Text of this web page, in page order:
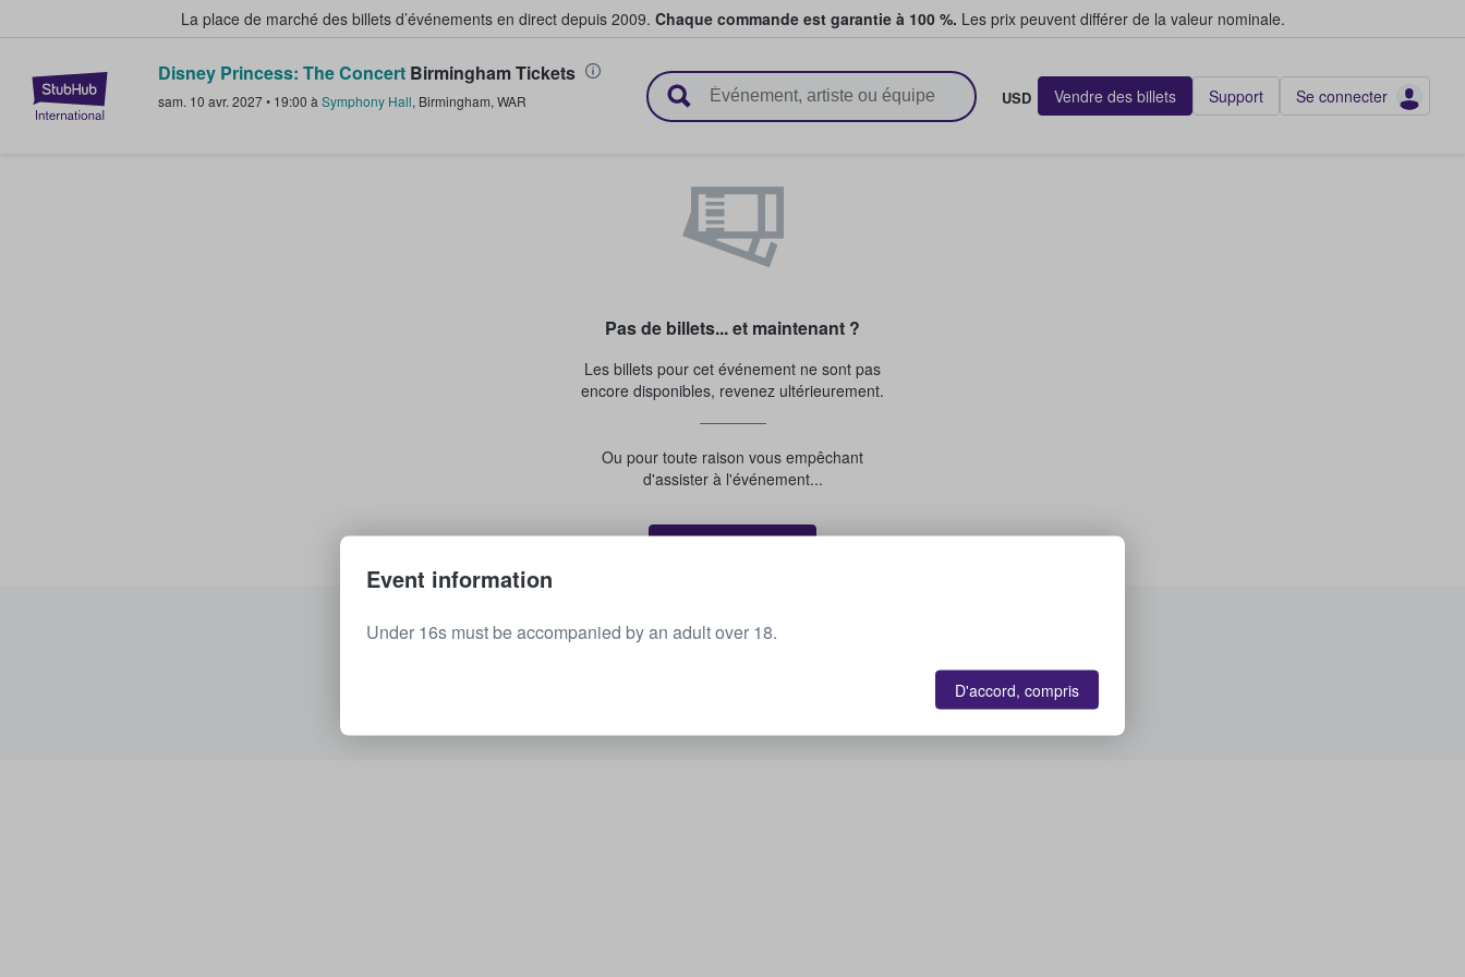
La place de marché des billets d’événements en direct depuis 2009. Chaque commande est garantie à 100 %. Les prix peuvent différer de la valeur nominale.
StubHub - Où les fans achètent et vendent des billets
Disney Princess: The Concert Birmingham Tickets
sam. 10 avr. 2027• 19:00 à Symphony Hall, Birmingham, WAR USD Vendre des billets Support Se connecter
Pas de billets... et maintenant ?
Les billets pour cet événement ne sont pas
encore disponibles, revenez ultérieurement.
Ou pour toute raison vous empêchant
d'assister à l'événement...
Voir tous les événements à venir
Event information
Under 16s must be accompanied by an adult over 18.
D'accord, compris